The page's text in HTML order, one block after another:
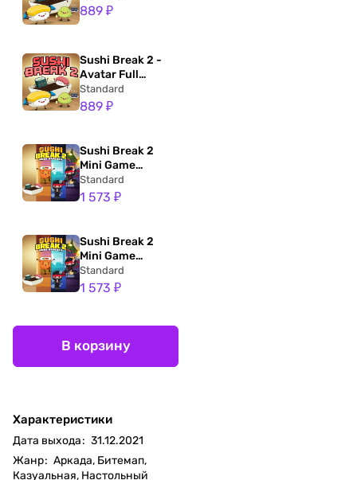
889 ₽
Sushi Break 2 -
Avatar Full
Game Bundle
Standard
889 ₽
Sushi Break 2
Mini Game
Bundle
Standard
1 573 ₽
Sushi Break 2
Mini Game
Bundle
Standard
1 573 ₽
В корзину
Характеристики
Дата выхода: 31.12.2021
Жанр: Аркада, Битемап,
Казуальная, Настольный